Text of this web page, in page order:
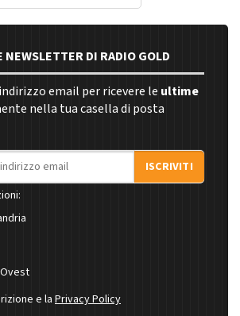
DI RADIO GOLD
email per ricevere le ultime
nella tua casella di posta
ISCRIVITI
e la Privacy Policy